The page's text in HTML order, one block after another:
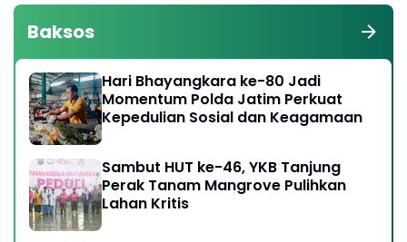
Baksos
Hari Bhayangkara ke-80 Jadi
Momentum Polda Jatim Perkuat
Kepedulian Sosial dan Keagamaan
Sambut HUT ke-46, YKB Tanjung
Perak Tanam Mangrove Pulihkan
Lahan Kritis